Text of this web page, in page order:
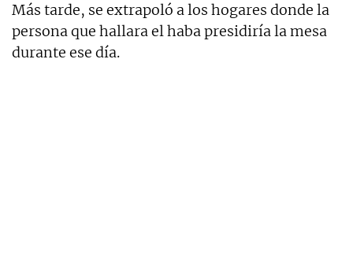
Más tarde, se extrapoló a los hogares donde la
persona que hallara el haba presidiría la mesa
durante ese día.